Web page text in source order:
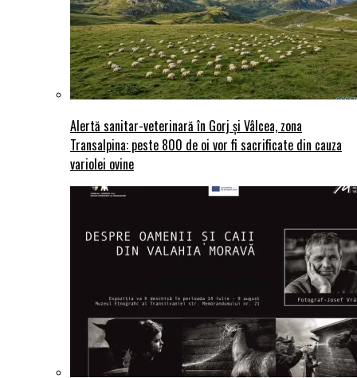
Alertă sanitar-veterinară în Gorj și Vâlcea, zona
Transalpina: peste 800 de oi vor fi sacrificate din cauza
variolei ovine